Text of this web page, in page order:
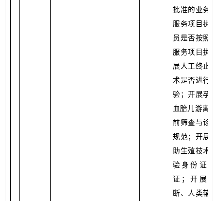
批准的业务
服务项目执
员是否按照
服务项目执
展人工终止
术是否进行
验；开展孕
血胎儿游离
前筛查与诊
规范；开展
助生殖技术
验身份证、
证；开展产
断、人类辅